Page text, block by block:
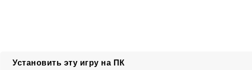
Установить эту игру на ПК